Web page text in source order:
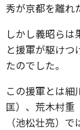
秀が京都を離れ
しかし義昭ら
と援軍が駆けつ
たのでした。
この援軍とは細
匡）、荒木村重
（池松壮亮）で